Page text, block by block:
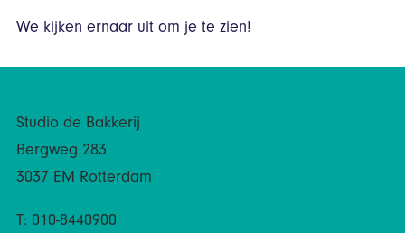
We kijken ernaar uit om je te zien!
Studio de Bakkerij
Bergweg 283
3037 EM Rotterdam
T: 010-8440900